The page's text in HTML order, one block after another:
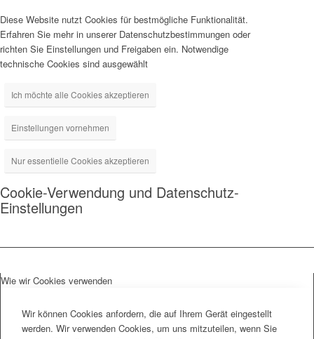
Diese Website nutzt Cookies für bestmögliche Funktionalität.
Erfahren Sie mehr in unserer Datenschutzbestimmungen oder
richten Sie Einstellungen und Freigaben ein. Notwendige
technische Cookies sind ausgewählt
Ich möchte alle Cookies akzeptieren
Einstellungen vornehmen
Nur essentielle Cookies akzeptieren
Cookie-Verwendung und Datenschutz-
Einstellungen
Wie wir Cookies verwenden
Wir können Cookies anfordern, die auf Ihrem Gerät eingestellt
werden. Wir verwenden Cookies, um uns mitzuteilen, wenn Sie